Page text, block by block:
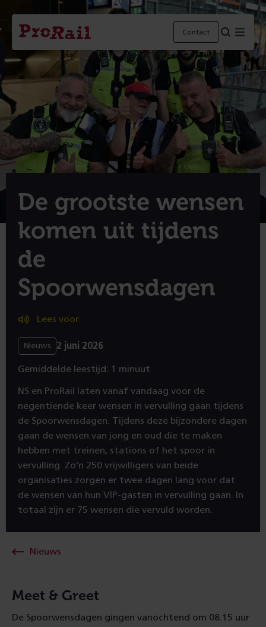
Navigatie
Homepage
ProRail
Contact
De grootste wensen
komen uit tijdens
de
Spoorwensdagen
Lees voor
Nieuws 2 juni 2026
Gemiddelde leestijd: 1 minuut
NS en ProRail laten vanaf vandaag voor de
negentiende keer wensen in vervulling gaan tijdens
de Spoorwensdagen. Tijdens deze bijzondere dagen
gaan de wensen van jong en oud die te maken
hebben met treinen, stations of het spoor in
vervulling. Zo’n 250 vrijwilligers van beide
organisaties zorgen er twee dagen lang voor dat
de wensen van hun VIP-gasten in vervulling gaan. In
totaal zijn er 75 wensen die vervuld worden.
Nieuws
Meet & Greet
De Spoorwensdagen gingen vanochtend om 08.15 uur